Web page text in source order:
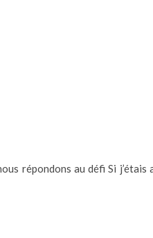
répondons au défi Si j’étais